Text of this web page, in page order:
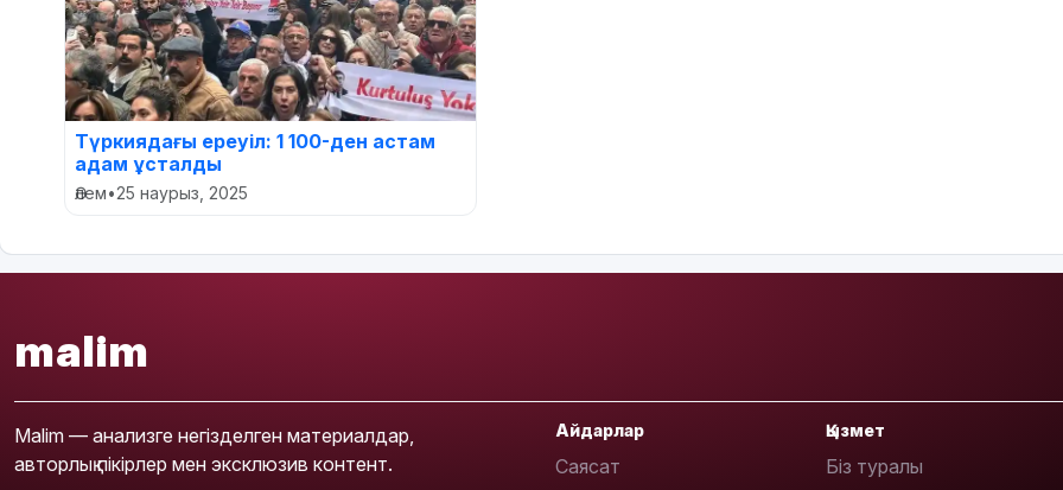
Түркиядағы ереуіл: 1 100-ден астам
адам ұсталды
Әлем•25 наурыз, 2025
malim
Malim — анализге негізделген материалдар,
авторлық пікірлер мен эксклюзив контент.
Айдарлар
Саясат
Қызмет
Біз туралы